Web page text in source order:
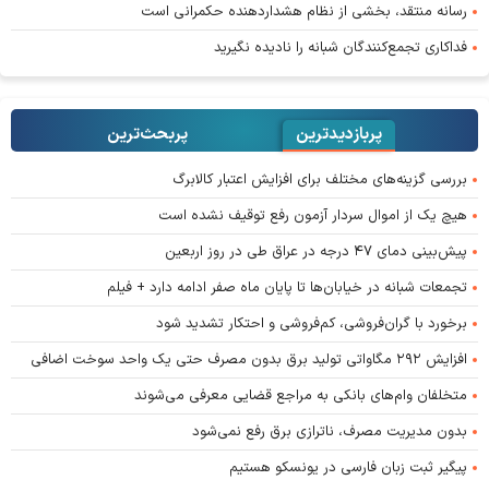
رسانه منتقد، بخشی از نظام هشداردهنده حکمرانی است
فداکاری تجمع‌کنندگان شبانه را نادیده نگیرید
پربازدیدترین پربحث‌ترین‌
بررسی گزینه‌های مختلف برای افزایش اعتبار کالابرگ
هیچ یک از اموال سردار آزمون رفع توقیف نشده است
پیش‌بینی دمای ۴۷ درجه در عراق طی در روز اربعین
تجمعات شبانه در خیابان‌ها تا پایان ماه صفر ادامه دارد + فیلم
برخورد با گران‌فروشی، کم‌فروشی و احتکار تشدید شود
افزایش ۲۹۲ مگاواتی تولید برق بدون مصرف حتی یک واحد سوخت اضافی
متخلفان وام‌های بانکی به مراجع قضایی معرفی می‌شوند
بدون مدیریت مصرف، ناترازی برق رفع نمی‌شود
پیگیر ثبت زبان فارسی در یونسکو هستیم